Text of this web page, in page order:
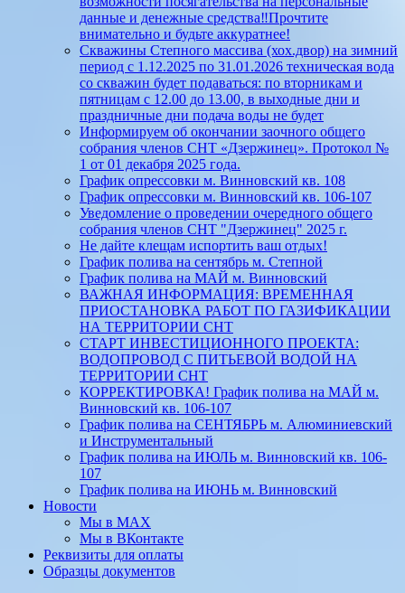
данные и денежные средства‼️Прочтите
внимательно и будьте аккуратнее!
Скважины Степного массива (хох.двор) на зимний
период с 1.12.2025 по 31.01.2026 техническая вода
со скважин будет подаваться: по вторникам и
пятницам с 12.00 до 13.00, в выходные дни и
праздничные дни подача воды не будет
Информируем об окончании заочного общего
собрания членов СНТ «Дзержинец». Протокол №
1 от 01 декабря 2025 года.
График опрессовки м. Винновский кв. 108
График опрессовки м. Винновский кв. 106-107
Уведомление о проведении очередного общего
собрания членов СНТ "Дзержинец" 2025 г.
Не дайте клещам испортить ваш отдых!
График полива на сентябрь м. Степной
График полива на МАЙ м. Винновский
ВАЖНАЯ ИНФОРМАЦИЯ: ВРЕМЕННАЯ
ПРИОСТАНОВКА РАБОТ ПО ГАЗИФИКАЦИИ
НА ТЕРРИТОРИИ СНТ
СТАРТ ИНВЕСТИЦИОННОГО ПРОЕКТА:
ВОДОПРОВОД С ПИТЬЕВОЙ ВОДОЙ НА
ТЕРРИТОРИИ СНТ
КОРРЕКТИРОВКА! График полива на МАЙ м.
Винновский кв. 106-107
График полива на СЕНТЯБРЬ м. Алюминиевский
и Инструментальный
График полива на ИЮЛЬ м. Винновский кв. 106-
107
График полива на ИЮНЬ м. Винновский
Новости
Мы в МАХ
Мы в ВКонтакте
Реквизиты для оплаты
Образцы документов